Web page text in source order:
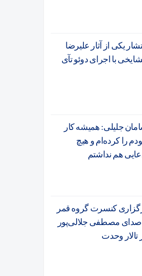
یکی از آثار علیرضا
با اجرای دوئو تآی
جلیلی: همیشه کار
را کرده‌ام و هیچ
هم نداشتم
کنسرت گروه قمر
صدای مصطفی جلالی‌پور
تالار وحدت